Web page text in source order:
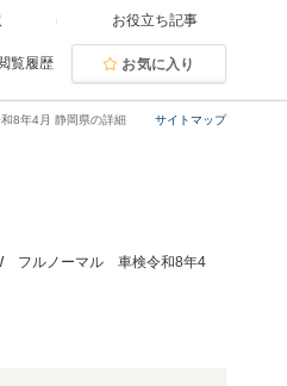
お役立ち記事
覧履歴 お気に入り
サイトマップ
8年4月 静岡県の詳細
フルノーマル 車検令和8年4